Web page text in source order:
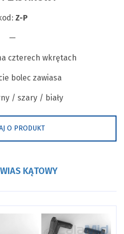
Z-P
—
czterech wkrętach
bolec zawiasa
/ szary / biały
O PRODUKT
KĄTOWY